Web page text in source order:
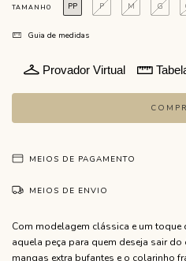
TAMANHO PP P M G
Guia de medidas
Provador Virtual
MEIOS DE PAGAMENTO
MEIOS DE ENVIO
Com modelagem clássica e um toque
aquela peça para quem deseja sair
mangas extra bufantes e o colarinho